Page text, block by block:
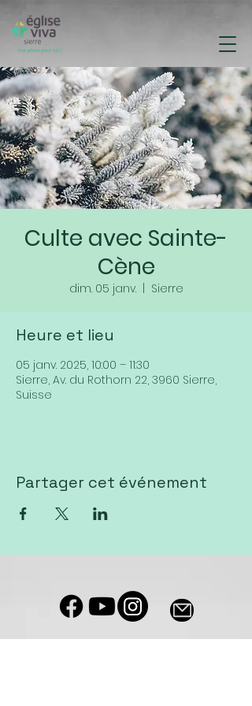
Culte avec Sainte-
Cène
dim. 05 janv.
  |
Sierre
Heure et lieu
05 janv. 2025, 10:00 – 11:30
Sierre, Av. du Rothorn 22, 3960 Sierre,
Suisse
Partager cet événement